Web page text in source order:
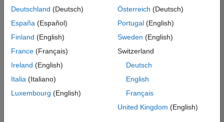
る
求
は
あ
り
ま
せ
ん。
Deutschland (Deutsch)
España (Español)
Finland (English)
France (Français)
Ireland (English)
Italia (Italiano)
Luxembourg (English)
Österreich (Deutsch)
Portugal(English)
Sweden (English)
Switzerland
Deutsch
English
Français
United Kingdom (English)